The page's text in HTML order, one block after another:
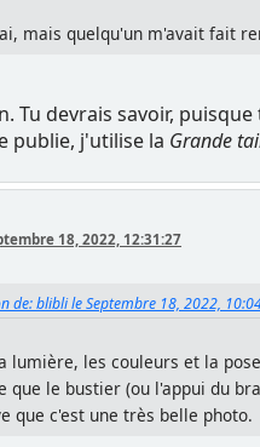
mais quelqu'un m'avait fait
Tu devrais savoir,
publie, j'utilise la Grande
18, 2022, 12:31:27
de: blibli le Septembre 18, 2022,
lumière, les couleurs et la
que le bustier (ou l'appui du
que c'est une très belle photo.